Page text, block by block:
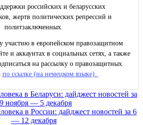
российских и беларусских
жертв политических репрессий и
политзаключенных.
участию в европейском правозащитном
и аккаунтах в социальных сетях, а также
на рассылку о правозащитных
по ссылке (на немецком языке).
в Беларуси: дайджест новостей за
ноября — 5 декабря
в России: дайджест новостей за 6
— 12 декабря